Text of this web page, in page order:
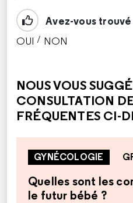
Avez-vous
OUI / NON
NOUS VOUS
CONSULTATION
FRÉQUENTES CI-
GYNÉCOLOGIE
Quelles sont les
le futur bébé ?